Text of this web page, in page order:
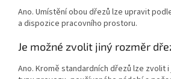
Ano. Umístění obou dřezů lze upravit
a dispozice pracovního prostoru.
Je možné zvolit jiný rozměr
Ano. Kromě standardních dřezů lze zvolit